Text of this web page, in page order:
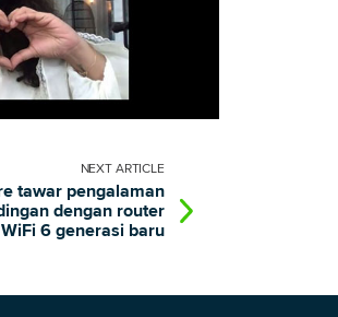
NEXT ARTICLE
tawar pengalaman
dengan router
WiFi 6 generasi baru